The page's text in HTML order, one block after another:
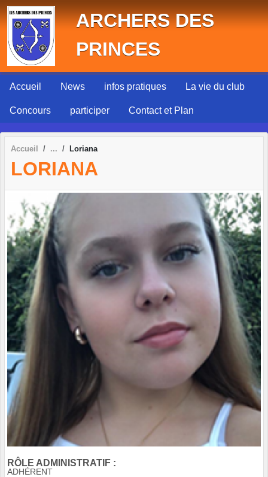
ARCHERS DES
PRINCES
Accueil News infos pratiques La vie du club
Concours participer Contact et Plan
Accueil Loriana
LORIANA
RÔLE ADMINISTRATIF :
ADHÉRENT
Panneau de gestion des cookies